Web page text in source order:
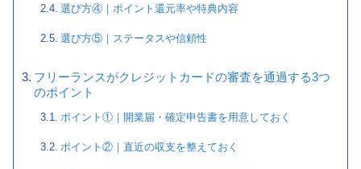
選び方④｜ポイント還元率や特典内容
選び方⑤｜ステータスや信頼性
フリーランスがクレジットカードの審査を通過する3つ
のポイント
ポイント①｜開業届・確定申告書を用意しておく
ポイント②｜直近の収支を整えておく